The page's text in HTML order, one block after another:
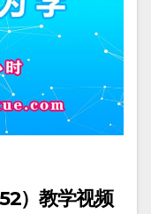
）教学视频